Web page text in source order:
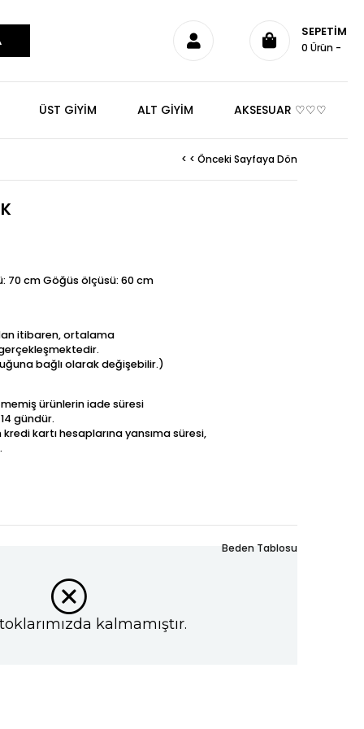
SEPETIM
0 Ürün
ÜST GİYİM ALT GİYİM AKSESUAR ♡♡♡
< < Önceki Sayfaya Dön
70 cm Göğüs ölçüsü: 60 cm
itibaren, ortalama
bağlı olarak değişebilir.)
ürünlerin iade süresi
gündür.
kartı hesaplarına yansıma süresi,
kalmamıştır.
Beden Tablosu